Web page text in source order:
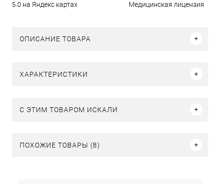
5.0 на Яндекс картах Медицинская лицензия
ОПИСАНИЕ ТОВАРА
ХАРАКТЕРИСТИКИ
C ЭТИМ ТОВАРОМ ИСКАЛИ
ПОХОЖИЕ ТОВАРЫ (8)